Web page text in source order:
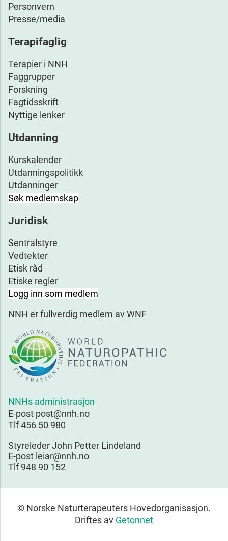
Personvern
Presse/media
Terapifaglig
Terapier i NNH
Faggrupper
Forskning
Fagtidsskrift
Nyttige lenker
Utdanning
Kurskalender
Utdanningspolitikk
Utdanninger
Søk medlemskap
Juridisk
Sentralstyre
Vedtekter
Etisk råd
Etiske regler
Logg inn som medlem
NNH er fullverdig medlem av WNF
NNHs administrasjon
E-post post@nnh.no
Tlf 456 50 980
Styreleder John Petter Lindeland
E-post leiar@nnh.no
Tlf 948 90 152
© Norske Naturterapeuters Hovedorganisasjon.
Driftes av Getonnet